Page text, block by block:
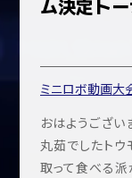
ム決定ト
ミニロボ動画大
おはようござい
丸茹でしたト
取って食べる派